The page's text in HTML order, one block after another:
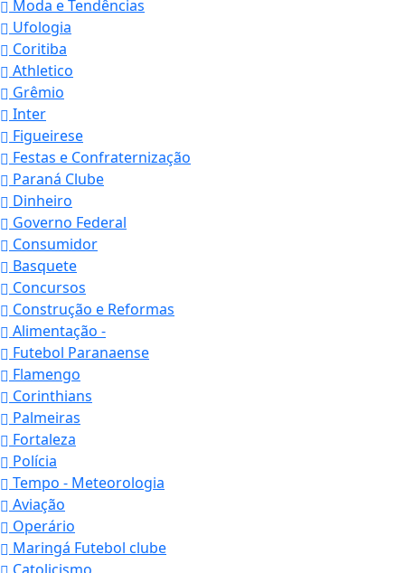
Moda e Tendências
Ufologia
Coritiba
Athletico
Grêmio
Inter
Figueirese
Festas e Confraternização
Paraná Clube
Dinheiro
Governo Federal
Consumidor
Basquete
Concursos
Construção e Reformas
Alimentação -
Futebol Paranaense
Flamengo
Corinthians
Palmeiras
Fortaleza
Polícia
Tempo - Meteorologia
Aviação
Operário
Maringá Futebol clube